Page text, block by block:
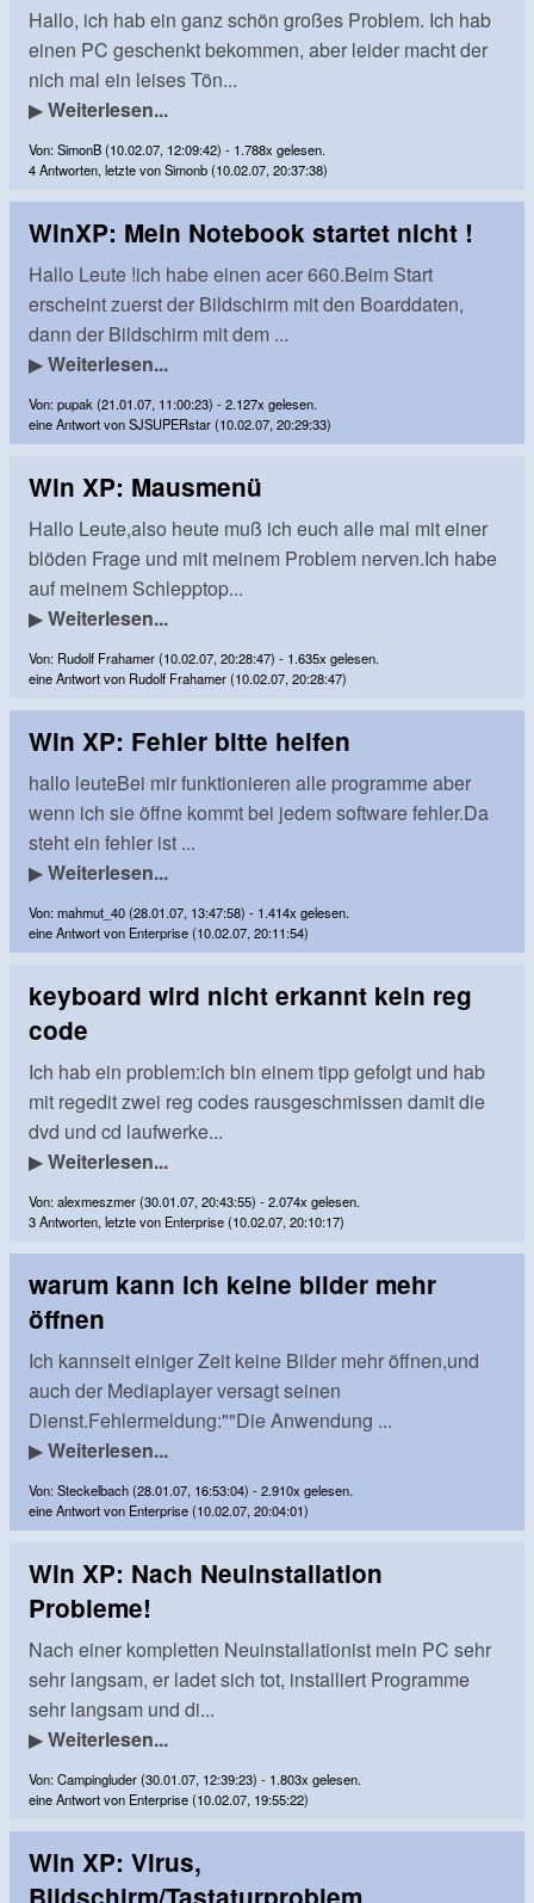
Hallo, ich hab ein ganz schön großes Problem. Ich hab
einen PC geschenkt bekommen, aber leider macht der
nich mal ein leises Tön...
▶Weiterlesen...
Von: SimonB (10.02.07, 12:09:42) - 1.788x gelesen.
4 Antworten, letzte von Simonb (10.02.07, 20:37:38)
WinXP: Mein Notebook startet nicht !
Hallo Leute !ich habe einen acer 660.Beim Start
erscheint zuerst der Bildschirm mit den Boarddaten,
dann der Bildschirm mit dem ...
▶Weiterlesen...
Von: pupak (21.01.07, 11:00:23) - 2.127x gelesen.
eine Antwort von SJSUPERstar (10.02.07, 20:29:33)
Win XP: Mausmenü
Hallo Leute,also heute muß ich euch alle mal mit einer
blöden Frage und mit meinem Problem nerven.Ich habe
auf meinem Schlepptop...
▶Weiterlesen...
Von: Rudolf Frahamer (10.02.07, 20:28:47) - 1.635x gelesen.
eine Antwort von Rudolf Frahamer (10.02.07, 20:28:47)
Win XP: Fehler bitte helfen
hallo leuteBei mir funktionieren alle programme aber
wenn ich sie öffne kommt bei jedem software fehler.Da
steht ein fehler ist ...
▶Weiterlesen...
Von: mahmut_40 (28.01.07, 13:47:58) - 1.414x gelesen.
eine Antwort von Enterprise (10.02.07, 20:11:54)
keyboard wird nicht erkannt kein reg
code
Ich hab ein problem:ich bin einem tipp gefolgt und hab
mit regedit zwei reg codes rausgeschmissen damit die
dvd und cd laufwerke...
▶Weiterlesen...
Von: alexmeszmer (30.01.07, 20:43:55) - 2.074x gelesen.
3 Antworten, letzte von Enterprise (10.02.07, 20:10:17)
warum kann ich keine bilder mehr
öffnen
Ich kannseit einiger Zeit keine Bilder mehr öffnen,und
auch der Mediaplayer versagt seinen
Dienst.Fehlermeldung:""Die Anwendung ...
▶Weiterlesen...
Von: Steckelbach (28.01.07, 16:53:04) - 2.910x gelesen.
eine Antwort von Enterprise (10.02.07, 20:04:01)
Win XP: Nach Neuinstallation
Probleme!
Nach einer kompletten Neuinstallationist mein PC sehr
sehr langsam, er ladet sich tot, installiert Programme
sehr langsam und di...
▶Weiterlesen...
Von: Campingluder (30.01.07, 12:39:23) - 1.803x gelesen.
eine Antwort von Enterprise (10.02.07, 19:55:22)
Win XP: Virus,